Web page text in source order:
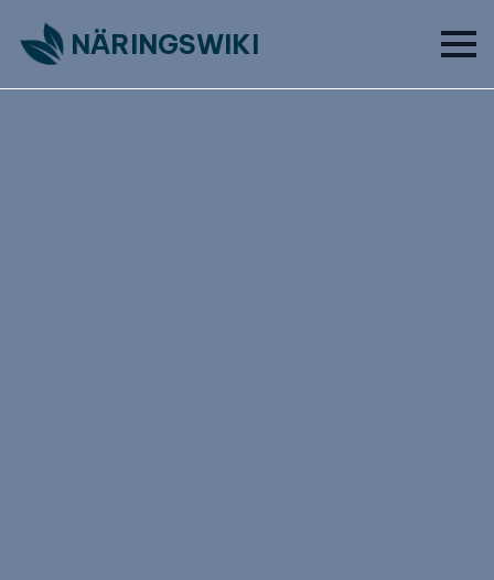
NÄRINGSWIKI